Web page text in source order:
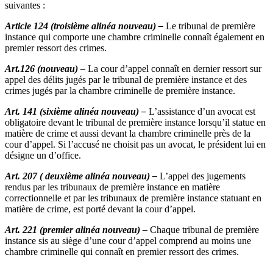
suivantes :
Article 124 (troisième alinéa nouveau) – Le tribunal de première
instance qui comporte une chambre criminelle connaît également en
premier ressort des crimes.
Art.126 (nouveau) – La cour d’appel connaît en dernier ressort sur
appel des délits jugés par le tribunal de première instance et des
crimes jugés par la chambre criminelle de première instance.
Art. 141 (sixième alinéa nouveau) – L’assistance d’un avocat est
obligatoire devant le tribunal de première instance lorsqu’il statue en
matière de crime et aussi devant la chambre criminelle près de la
cour d’appel. Si l’accusé ne choisit pas un avocat, le président lui en
désigne un d’office.
Art. 207 ( deuxième alinéa nouveau) – L’appel des jugements
rendus par les tribunaux de première instance en matière
correctionnelle et par les tribunaux de première instance statuant en
matière de crime, est porté devant la cour d’appel.
Art. 221 (premier alinéa nouveau) – Chaque tribunal de première
instance sis au siège d’une cour d’appel comprend au moins une
chambre criminelle qui connaît en premier ressort des crimes.